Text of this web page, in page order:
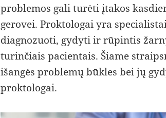
problemos gali turėti įtakos
gerovei. Proktologai yra
diagnozuoti, gydyti ir rūpintis
turinčiais pacientais. Šiame
išangės problemų būkles bei jų
proktologai.